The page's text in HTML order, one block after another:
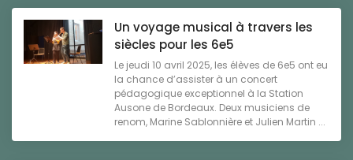
Un voyage musical à travers les
siècles pour les 6e5
Le jeudi 10 avril 2025, les élèves de 6e5 ont eu
la chance d’assister à un concert
pédagogique exceptionnel à la Station
Ausone de Bordeaux. Deux musiciens de
renom, Marine Sablonnière et Julien Martin ...